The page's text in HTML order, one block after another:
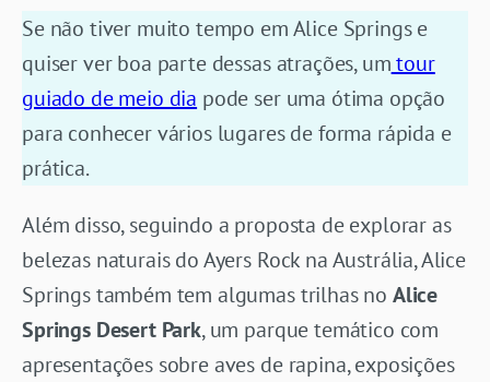
Se não tiver muito tempo em Alice Springs e
quiser ver boa parte dessas atrações, umtour
guiado de meio dia pode ser uma ótima opção
para conhecer vários lugares de forma rápida e
prática.
Além disso, seguindo a proposta de explorar as
belezas naturais do Ayers Rock na Austrália, Alice
Springs também tem algumas trilhas no Alice
Springs Desert Park, um parque temático com
apresentações sobre aves de rapina, exposições